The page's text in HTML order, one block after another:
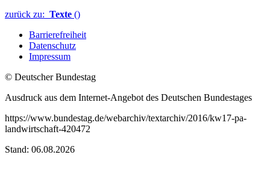
zurück zu: Texte ()
Barrierefreiheit
Datenschutz
Impressum
© Deutscher Bundestag
Ausdruck aus dem Internet-Angebot des Deutschen Bundestages
https://www.bundestag.de/webarchiv/textarchiv/2016/kw17-pa-
landwirtschaft-420472
Stand: 06.08.2026